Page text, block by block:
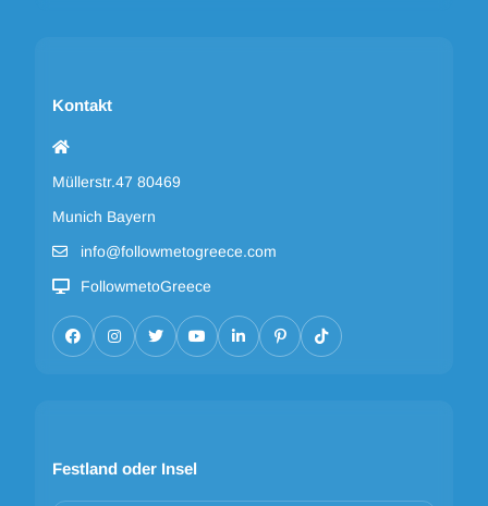
Kontakt
Müllerstr.47 80469
Munich Bayern
info@followmetogreece.com
FollowmetoGreece
Festland oder Insel